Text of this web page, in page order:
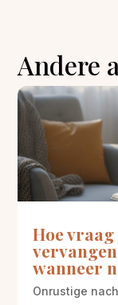
Andere
Hoe
wanneer
Onrustige